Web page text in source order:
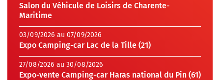
Salon du Véhicule de Loisirs de Charente-
Maritime
03/09/2026 au 07/09/2026
Expo Camping-car Lac de la Tille (21)
27/08/2026 au 30/08/2026
Expo-vente Camping-car Haras national du Pin (61)